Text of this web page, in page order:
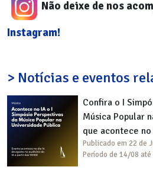
Não deixe de nos
Instagram!
> Notícias e eventos
Confira o I
Música Popular
que acontece
Publicado em 22 de
Período de 14/08